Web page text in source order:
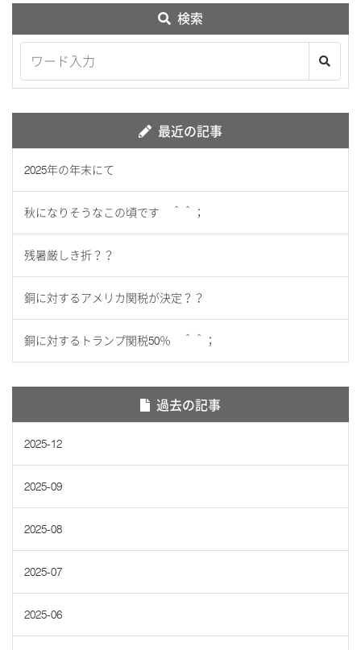
検索
最近の記事
2025年の年末にて
秋になりそうなこの頃です ＾＾；
残暑厳しき折？？
銅に対するアメリカ関税が決定？？
銅に対するトランプ関税50％ ＾＾；
過去の記事
2025-12
2025-09
2025-08
2025-07
2025-06